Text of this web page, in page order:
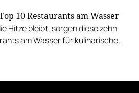
10 Restaurants am Wasser
Hitze bleibt, sorgen diese zehn
am Wasser für kulinarische